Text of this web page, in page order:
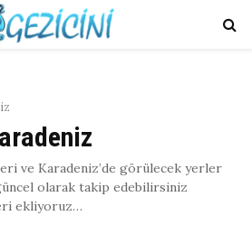
ve Karadeniz’de görülecek yerler
olarak takip edebilirsiniz
ekliyoruz…